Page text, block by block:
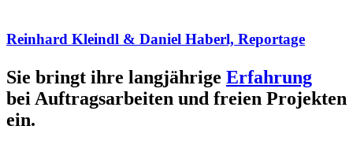
Reinhard Kleindl & Daniel Haberl, Reportage
Sie bringt ihre langjährige Erfahrung
bei Auftragsarbeiten und freien Projekten
ein.